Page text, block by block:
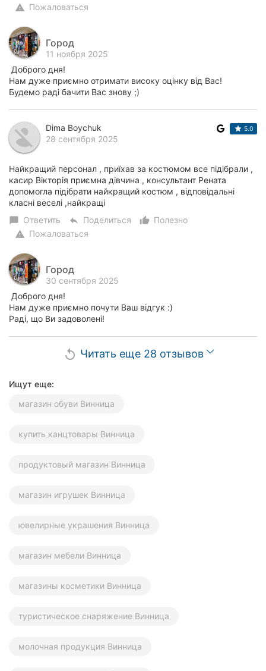
warning Пожаловаться
Город
11 ноября 2025
Доброго дня!
Нам дуже приємно отримати високу оцінку від Вас!
Будемо раді бачити Вас знову ;)
Dima Boychuk
28 сентября 2025
5.0
Найкращий персонал , приїхав за костюмом все підібрали ,
касир Вікторія приємна дівчина , консультант Рената
допомогла підібрати найкращий костюм , відповідальні
класні веселі ,найкращі
chat_bubble Ответить reply Поделиться thumb_up_alt
Полезно
warning Пожаловаться
Город
30 сентября 2025
Доброго дня!
Нам дуже приємно почути Ваш відгук :)
Раді, що Ви задоволені!
replay Читать еще 28 отзывов
Ищут еще:
магазин обуви Винница
купить канцтовары Винница
продуктовый магазин Винница
магазин игрушек Винница
ювелирные украшения Винница
магазин мебели Винница
магазины косметики Винница
туристическое снаряжение Винница
молочная продукция Винница